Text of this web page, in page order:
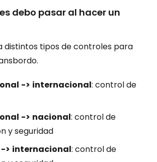
debo pasar al hacer un
distintos tipos de controles para
-> internacional: control de
-> nacional: control de
y seguridad
-> internacional: control de